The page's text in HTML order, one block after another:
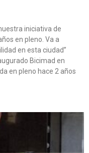
iniciativa de
en pleno. Va a
en esta ciudad”
Bicimad en
en pleno hace 2 años